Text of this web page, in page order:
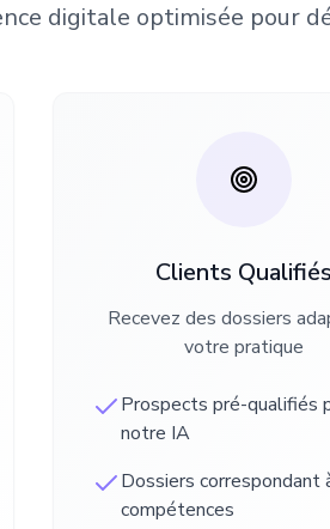
digitale optimisée pour
Clients Qualifiés
Recevez des dossiers
votre pratique
Prospects pré-qualifiés
notre IA
Dossiers correspondant
compétences